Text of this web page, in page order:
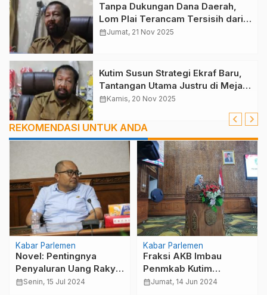
Tanpa Dukungan Dana Daerah,
Lom Plai Terancam Tersisih dari
110 Event Nasional
calendar_monthJumat, 21 Nov 2025
Kutim Susun Strategi Ekraf Baru,
Tantangan Utama Justru di Meja
Pendataan
calendar_monthKamis, 20 Nov 2025
REKOMENDASI UNTUK ANDA
Kabar Parlemen
Novel: Pentingnya
Penyaluran Uang Rakyat
dengan Tepat di Kutai
calendar_monthSenin, 15 Jul 2024
Kabar Parlemen
Fraksi AKB Imbau
Penmkab Kutim
Tingkatkan PAD
calendar_monthJumat, 14 Jun 2024